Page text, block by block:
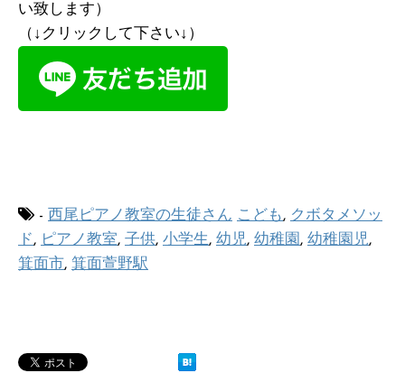
い致します）
（↓クリックして下さい↓）
- 西尾ピアノ教室の生徒さん こども, クボタメソッ
ド, ピアノ教室, 子供, 小学生, 幼児, 幼稚園 , 幼稚園児,
箕面市, 箕面萱野駅